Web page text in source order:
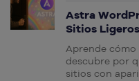
Astra
Sitios
Aprende cómo
descubre por
sitios con